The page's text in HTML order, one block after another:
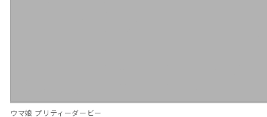
ウマ娘 プリティーダービー